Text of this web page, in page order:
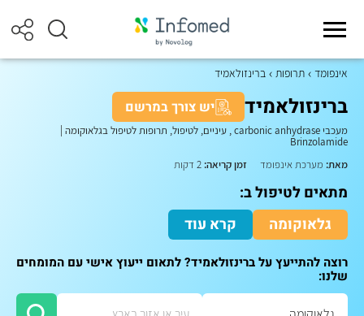
אינפומד תרופות ברינזולאמיד
ברינזולאמיד יש צורך במרשם
מעכבי carbonic anhydrase , עיניים, לטיפול, תרופות לטיפול בגלאוקומה
Brinzolamide
מאת: מערכת אינפומד זמן קריאה:
מתאים לטיפול ב:
גלאוקומה
קרא עוד
רוצה להתייעץ על ברינזולאמיד? לתאום ייעוץ אישי עם המומחים
שלנו: